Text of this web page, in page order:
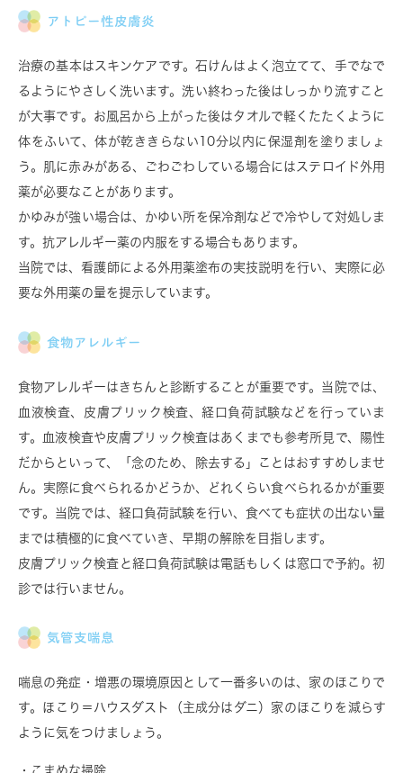
アトピー性皮膚炎
治療の基本はスキンケア です。石けんはよく泡立てて、手でなで
るようにやさしく洗います。洗い終わった後はしっかり流すこと
が大事です。お風呂から上がった後はタオルで軽くたたくように
体をふいて、体が乾ききらない10分以内に保湿剤を塗りましょ
う。肌に赤みがある、ごわごわしている場合にはステロイド外用
薬が必要なことがあります。
かゆみが強い場合は、かゆい所を保冷剤などで冷やして対処しま
す。抗アレルギー薬の内服をする場合もあります。
当院では、看護師による外用薬塗布の実技説明 を行い、実際に必
要な外用薬の量を提示しています。
食物アレルギー
食物アレルギーは きちんと診断することが重要です。当院では、
血液検査、皮膚プリック検査、経口負荷試験などを行っていま
す。血液検査や皮膚プリック検査はあくまでも参考所見で、陽性
だからといって、
「念のため、除去する」ことはおすすめしませ
ん。 実際に食べられるかどうか、どれくらい食べられるかが重要
です。当院では、経口負荷試験を行い、 食べても症状の出ない量
までは積極的に食べていき
、早期の解除を目指します。
皮膚プリック検査と経口負荷試験は電話もしくは窓口で予約。初
診では行いません。
気管支喘息
喘息の発症・増悪の環境原因として一番多いのは、家のほこりで
す。ほこり＝ハウスダスト（主成分はダニ） 家のほこりを減らす
ように気をつけましょう。
・こまめな掃除